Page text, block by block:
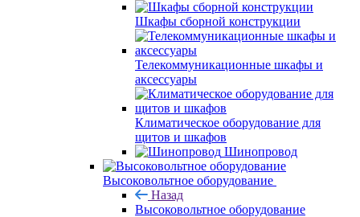
Шкафы сборной конструкции
Телекоммуникационные шкафы и
аксессуары
Климатическое оборудование для
щитов и шкафов
Шинопровод
Высоковольтное оборудование
Назад
Высоковольтное оборудование